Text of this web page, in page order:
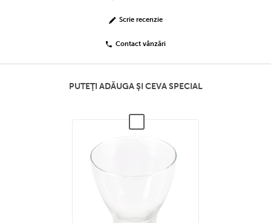
Scrie recenzie
Contact vânzări
PUTEŢI ADĂUGA ŞI CEVA SPECIAL